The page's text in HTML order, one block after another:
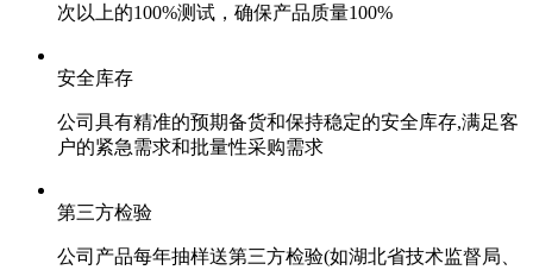
次以上的100%测试，确保产品质量100%
安全库存
公司具有精准的预期备货和保持稳定的安全库存,满足客
户的紧急需求和批量性采购需求
第三方检验
公司产品每年抽样送第三方检验(如湖北省技术监督局、